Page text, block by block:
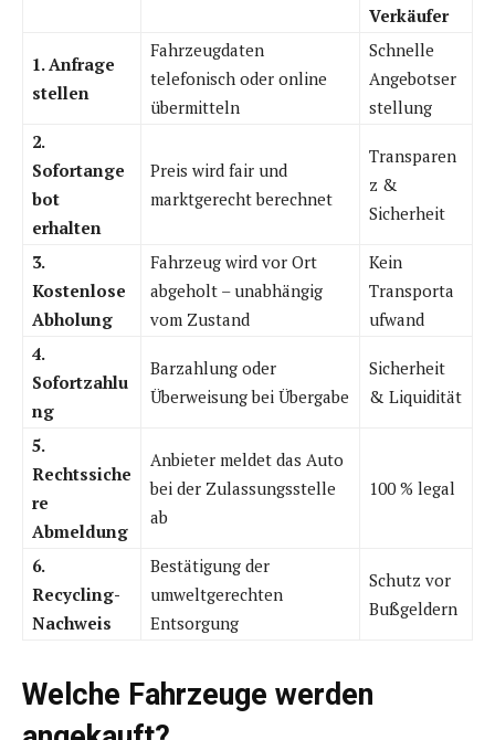
Verkäufer
1. Anfrage
stellen
Fahrzeugdaten
telefonisch oder online
übermitteln
Schnelle
Angebotser
stellung
2.
Sofortange
bot
erhalten
Preis wird fair und
marktgerecht berechnet
Transparen
z &
Sicherheit
3.
Kostenlose
Abholung
Fahrzeug wird vor Ort
abgeholt – unabhängig
vom Zustand
Kein
Transporta
ufwand
4.
Sofortzahlu
ng
Barzahlung oder
Überweisung bei Übergabe
Sicherheit
& Liquidität
5.
Rechtssiche
re
Abmeldung
Anbieter meldet das Auto
bei der Zulassungsstelle
ab
100 % legal
6.
Recycling-
Nachweis
Bestätigung der
umweltgerechten
Entsorgung
Schutz vor
Bußgeldern
Welche Fahrzeuge werden